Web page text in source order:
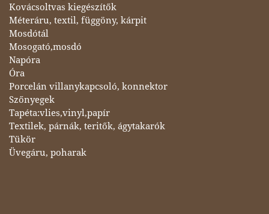
Kovácsoltvas kiegészítők
Méteráru, textil, függöny, kárpit
Mosdótál
Mosogató,mosdó
Napóra
Óra
Porcelán villanykapcsoló, konnektor
Szőnyegek
Tapéta:vlies,vinyl,papír
Textilek, párnák, teritők, ágytakarók
Tükör
Üvegáru, poharak